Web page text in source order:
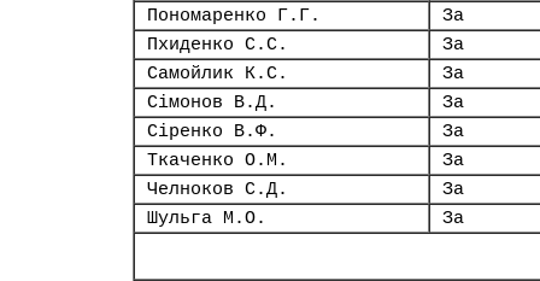
Пономаренко Г.Г.
За
Пхиденко С.С.
За
Самойлик К.С.
За
Сімонов В.Д.
За
Сіренко В.Ф.
За
Ткаченко О.М.
За
Челноков С.Д.
За
Шульга М.О.
За